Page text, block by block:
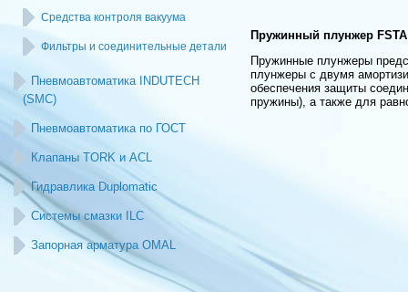
Средства контроля вакуума
Фильтры и соединительные детали
Пневмоавтоматика INDUTECH
(SMC)
Пневмоавтоматика по ГОСТ
Клапаны TORK и ACL
Гидравлика Duplomatic
Системы смазки ILC
Запорная арматура OMAL
Пружинный плунжер FSTA
Пружинные плунжеры
плунжеры с двумя
обеспечения защиты
пружины), а также для